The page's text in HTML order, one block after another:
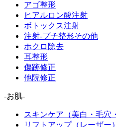
アゴ整形
ヒアルロン酸注射
ボトックス注射
注射-プチ整形その他
ホクロ除去
耳整形
傷跡修正
他院修正
-お肌-
スキンケア（美白・毛穴
リフトアップ（レーザー）